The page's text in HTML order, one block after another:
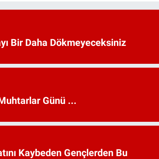
Bir Daha Dökmeyeceksiniz
Günü ...
Kaybeden Gençlerden Bu